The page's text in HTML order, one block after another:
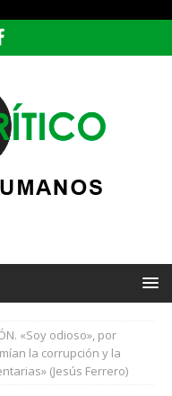
«Soy odioso», por
la corrupción y la
(Jesús Ferrero)